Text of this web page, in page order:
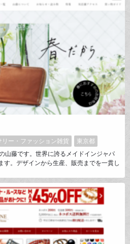
リー・ファッション雑貨
東京都
山藤です。世界に誇るメイドインジャパ
す。デザインから生産、販売までを一貫し
を作り続けて参ります。